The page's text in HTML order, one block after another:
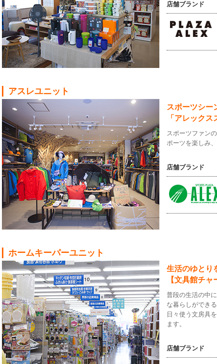
店舗ブランド
アスレユニット
スポーツシー
「アレック
スポーツファン
ポーツを楽しみ
店舗ブランド
ホームキーパーユニット
生活のゆとり
【文具館チャ
普段の生活の中
な暮らしができ
日々使う文房具
ます。
店舗ブランド